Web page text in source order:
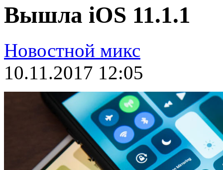
Вышла iOS 11.1.1
Новостной микс
10.11.2017 12:05